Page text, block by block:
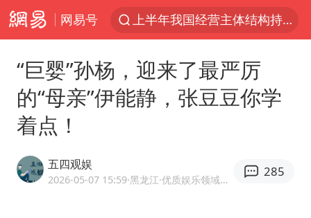
网易号
俄称边境州遭乌大规模袭击已致13伤
美将每月供乌爱国者拦截导弹
“巨婴”孙杨，迎来了最严厉
的“母亲”伊能静，张豆豆你学
着点！
五四观娱
2026-05-07 15:59·黑龙江 ·优质娱乐领域创作者
285